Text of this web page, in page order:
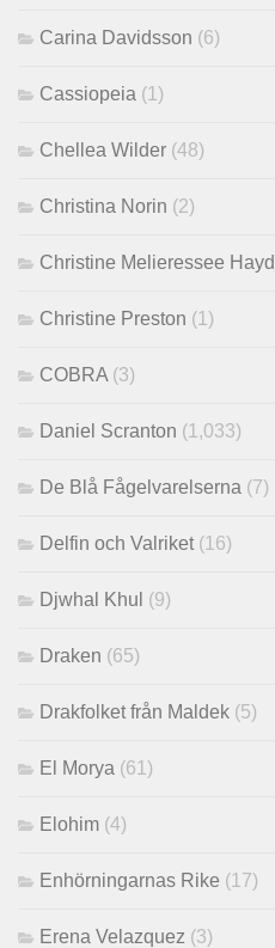
Carina Davidsson (6)
Cassiopeia (1)
Chellea Wilder (48)
Christina Norin (2)
Christine Melieressee
Christine Preston (1)
COBRA (3)
Daniel Scranton (1,033)
De Blå Fågelvarelserna (7)
Delfin och Valriket (16)
Djwhal Khul (9)
Draken (65)
Drakfolket från Maldek (5)
El Morya (61)
Elohim (4)
Enhörningarnas Rike (17)
Erena Velazquez (3)